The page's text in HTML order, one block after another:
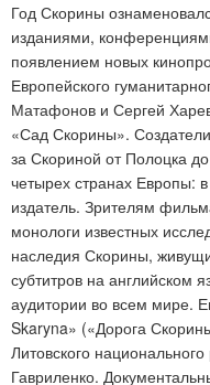
Год Скорины
изданиями,
появлением новых
Европейского
Матафонов и Сергей
«Сад Скорины».
за Скориной от Полоцка
четырех странах Европы:
издатель. Зрителям
монологи известных
наследия Скорины,
субтитров на английском
аудитории во всем мире.
Skaryna» («Дорога
Литовского
Гавриленко.